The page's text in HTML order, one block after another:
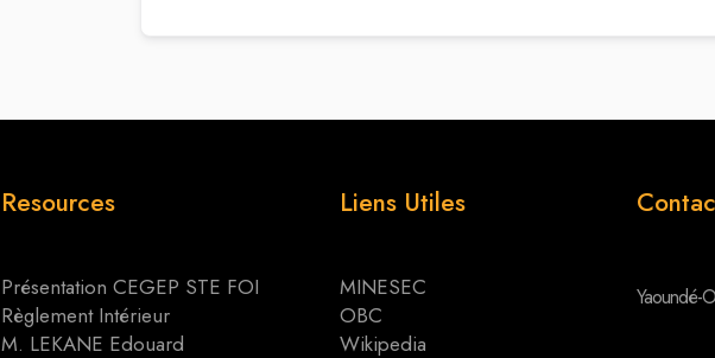
Resources
Présentation CEGEP STE FOI
Règlement Intérieur
M. LEKANE Edouard
Liens Utiles
MINESEC
OBC
Wikipedia
Yaoundé-